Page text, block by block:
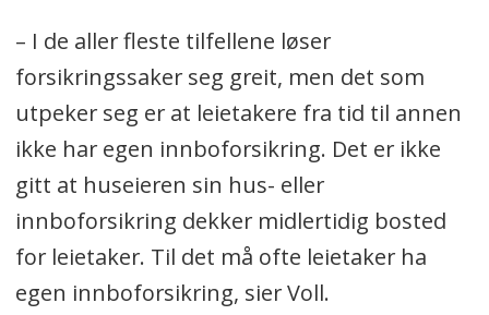
– I de aller fleste tilfellene løser
forsikringssaker seg greit, men det som
utpeker seg er at leietakere fra tid til annen
ikke har egen innboforsikring. Det er ikke
gitt at huseieren sin hus- eller
innboforsikring dekker midlertidig bosted
for leietaker. Til det må ofte leietaker ha
egen innboforsikring, sier Voll.